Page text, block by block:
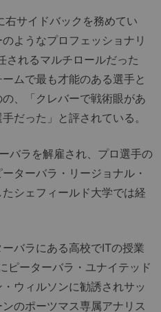
サイドバックを務めてい
ようなプロフェッショナリ
されるマルチロールだった
ムで最も才能のある選手と
、「クレバーで戦術眼があ
だった」と評されている。
バラを解雇され、プロ選手の
ターバラ・リージョナル・
シェフィールド大学では経
バラにある高校でITの授業
ピーターバラ・ユナイテッド
ウィルソンに勧誘されサッ
のポーツマス専属アナリス